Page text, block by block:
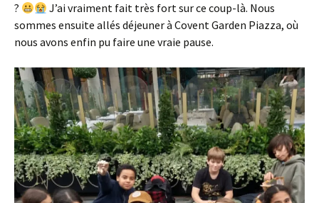
?
J’ai vraiment fait très fort sur ce coup-là. Nous
sommes ensuite allés déjeuner à Covent Garden Piazza, où
nous avons enfin pu faire une vraie pause.